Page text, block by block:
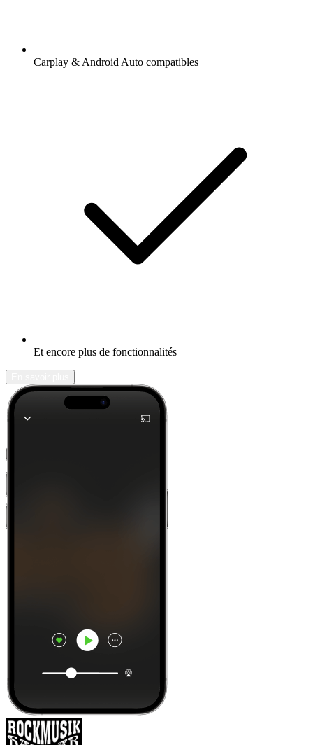
Carplay & Android Auto compatibles
Et encore plus de fonctionnalités